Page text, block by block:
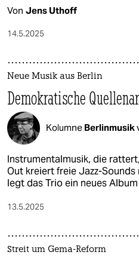
Von Jens Uthoff
14.5.2025
Neue Musik aus Berlin
Demokratische
Kolumne Berlinmusik
Instrumentalmusik, die
Out kreiert freie Jazz-
legt das Trio ein neues
13.5.2025
Streit um Gema-Reform